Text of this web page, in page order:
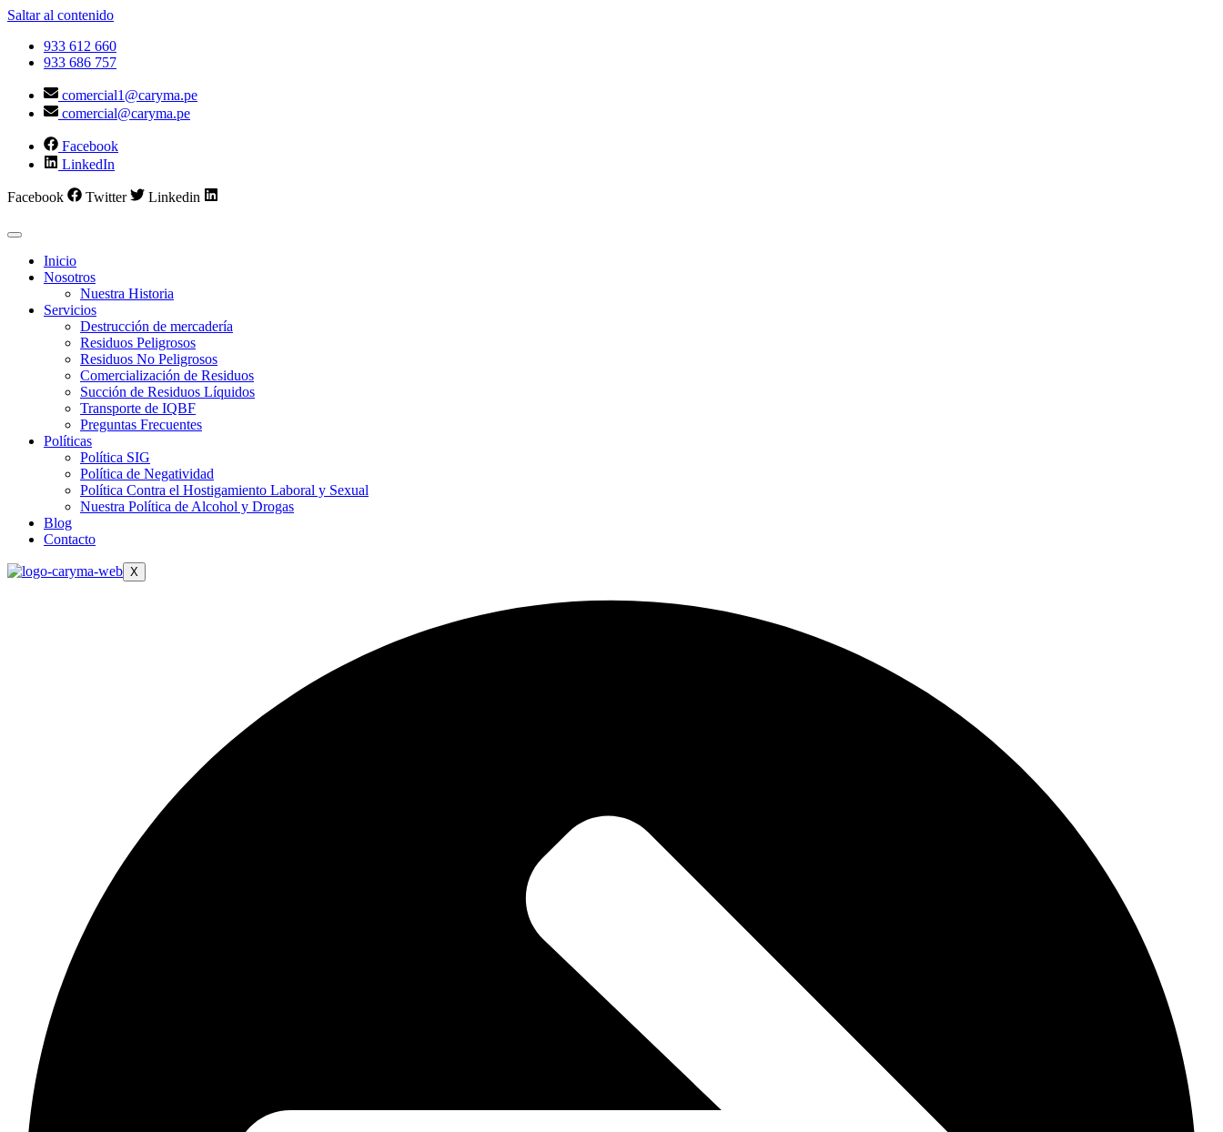
Saltar al contenido
933 612 660
933 686 757
comercial1@caryma.pe
comercial@caryma.pe
Facebook
LinkedIn
Facebook Twitter Linkedin
Inicio
Nosotros
Nuestra Historia
Servicios
Destrucción de mercadería
Residuos Peligrosos
Residuos No Peligrosos
Comercialización de Residuos
Succión de Residuos Líquidos
Transporte de IQBF
Preguntas Frecuentes
Políticas
Política SIG
Política de Negatividad
Política Contra el Hostigamiento Laboral y Sexual
Nuestra Política de Alcohol y Drogas
Blog
Contacto
X